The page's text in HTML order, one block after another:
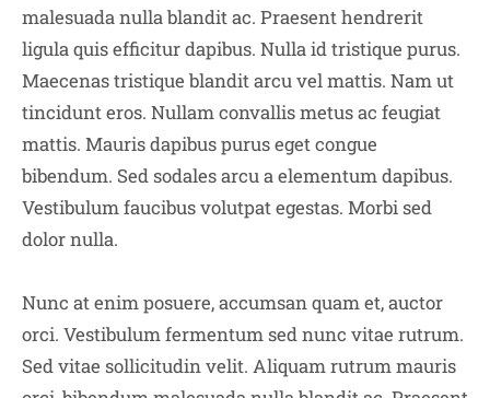
malesuada nulla blandit ac. Praesent hendrerit
ligula quis efficitur dapibus. Nulla id tristique purus.
Maecenas tristique blandit arcu vel mattis. Nam ut
tincidunt eros. Nullam convallis metus ac feugiat
mattis. Mauris dapibus purus eget congue
bibendum. Sed sodales arcu a elementum dapibus.
Vestibulum faucibus volutpat egestas. Morbi sed
dolor nulla.
Nunc at enim posuere, accumsan quam et, auctor
orci. Vestibulum fermentum sed nunc vitae rutrum.
Sed vitae sollicitudin velit. Aliquam rutrum mauris